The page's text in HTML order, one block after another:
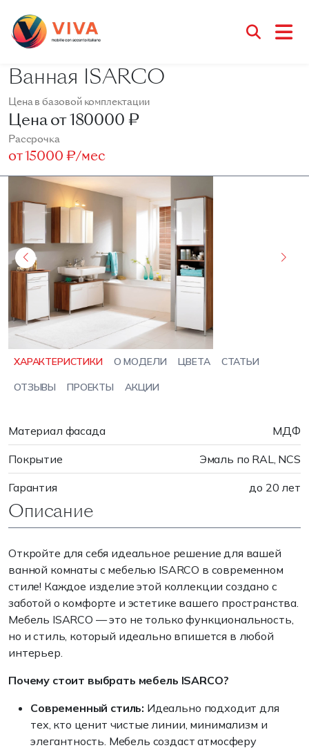
Ванная ISARCO
Цена в базовой комплектации
Цена от180000 ₽
Рассрочка
от15000 ₽/мес
ХАРАКТЕРИСТИКИ О МОДЕЛИ ЦВЕТА СТАТЬИ
ОТЗЫВЫ ПРОЕКТЫ АКЦИИ
Материал фасада МДФ
Покрытие Эмаль по RAL, NCS
Гарантия до 20 лет
Описание
Откройте для себя идеальное решение для вашей
ванной комнаты с мебелью ISARCO в современном
стиле! Каждое изделие этой коллекции создано с
заботой о комфорте и эстетике вашего пространства.
Мебель ISARCO — это не только функциональность,
но и стиль, который идеально впишется в любой
интерьер.
Почему стоит выбрать мебель ISARCO?
Современный стиль: Идеально подходит для
тех, кто ценит чистые линии, минимализм и
элегантность. Мебель создаст атмосферу